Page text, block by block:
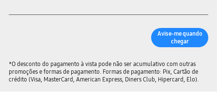
*O desconto do pagamento à vista pode não ser acumulativo com outras
promoções e formas de pagamento. Formas de pagamento: Pix, Cartão de
crédito (Visa, MasterCard, American Express, Diners Club, Hipercard, Elo).
Avise-me quando
chegar